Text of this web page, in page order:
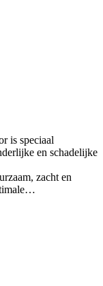
is speciaal
en schadelijke
zacht en